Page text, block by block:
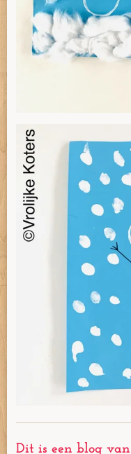
Dit is een blog